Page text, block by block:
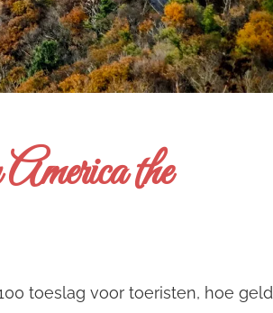
the
toeslag voor toeristen, hoe geld